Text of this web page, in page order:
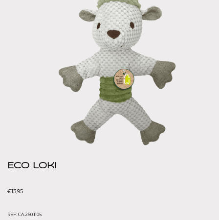
Eco Loki
€13,95
REF:CA.260.1105